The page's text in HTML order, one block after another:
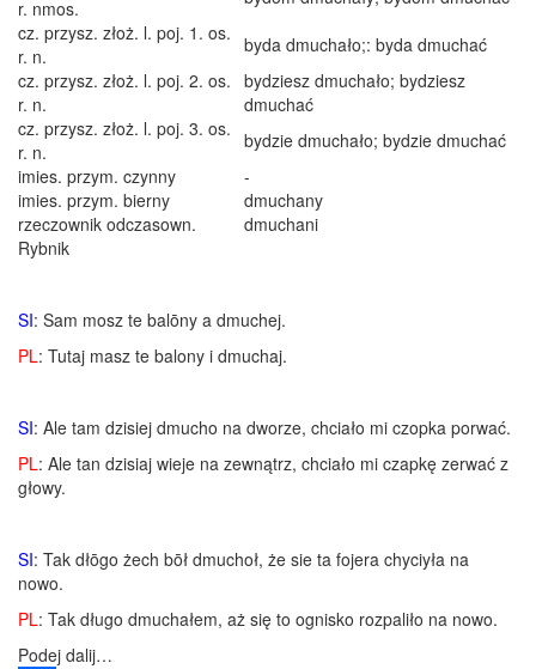
r. nmos.
cz. przysz. złoż. l. poj. 1. os.
r. n.
byda dmuchało;: byda dmuchać
cz. przysz. złoż. l. poj. 2. os.
r. n.
bydziesz dmuchało; bydziesz
dmuchać
cz. przysz. złoż. l. poj. 3. os.
r. n.
bydzie dmuchało; bydzie dmuchać
imies. przym. czynny
-
imies. przym. bierny
dmuchany
rzeczownik odczasown.
dmuchani
Rybnik
SI: Sam mosz te balōny a dmuchej.
PL: Tutaj masz te balony i dmuchaj.
SI: Ale tam dzisiej dmucho na dworze, chciało mi czopka porwać.
PL: Ale tan dzisiaj wieje na zewnątrz, chciało mi czapkę zerwać z
głowy.
SI: Tak dłōgo żech bōł dmuchoł, że sie ta fojera chyciyła na
nowo.
PL: Tak długo dmuchałem, aż się to ognisko rozpaliło na nowo.
Podej dalij…